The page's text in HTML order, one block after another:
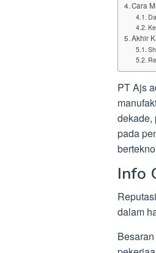
Cara
Akhir
PT Ajs
dekade,
pada
Info
dalam